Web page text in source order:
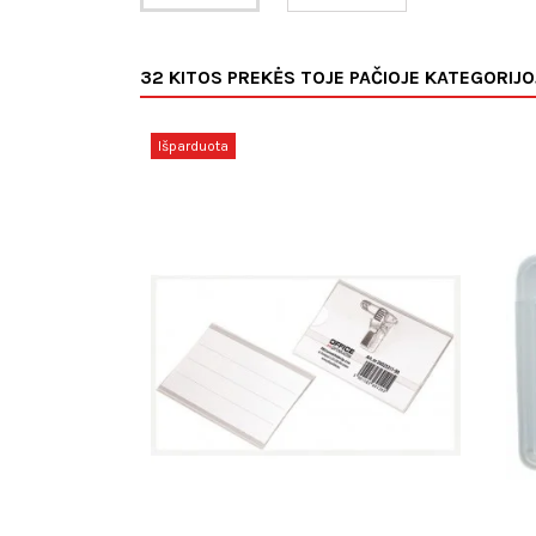
32 KITOS PREKĖS TOJE PAČIOJE
Išparduota